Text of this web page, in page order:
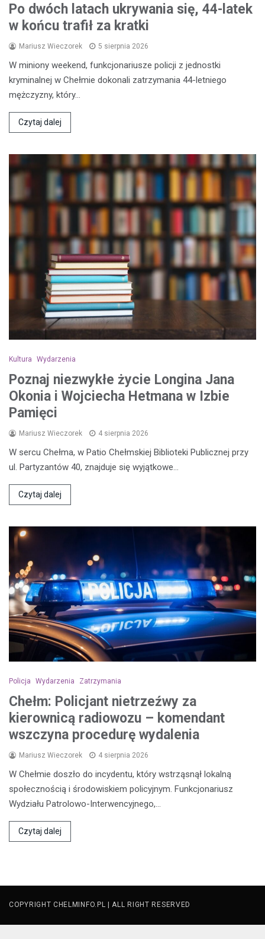
Po dwóch latach ukrywania się, 44-latek
w końcu trafił za kratki
Mariusz Wieczorek 5 sierpnia 2026
W miniony weekend, funkcjonariusze policji z jednostki
kryminalnej w Chełmie dokonali zatrzymania 44-letniego
mężczyzny, który…
Czytaj dalej
Kultura Wydarzenia
Poznaj niezwykłe życie Longina Jana
Okonia i Wojciecha Hetmana w Izbie
Pamięci
Mariusz Wieczorek 4 sierpnia 2026
W sercu Chełma, w Patio Chełmskiej Biblioteki Publicznej przy
ul. Partyzantów 40, znajduje się wyjątkowe…
Czytaj dalej
Policja Wydarzenia Zatrzymania
Chełm: Policjant nietrzeźwy za
kierownicą radiowozu – komendant
wszczyna procedurę wydalenia
Mariusz Wieczorek 4 sierpnia 2026
W Chełmie doszło do incydentu, który wstrząsnął lokalną
społecznością i środowiskiem policyjnym. Funkcjonariusz
Wydziału Patrolowo-Interwencyjnego,…
Czytaj dalej
COPYRIGHT CHELMINFO.PL | ALL RIGHT RESERVED